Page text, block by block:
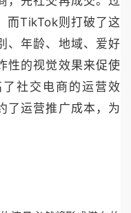
而TikTok则打破了这
、年龄、地域、爱好
性的视觉效果来促使
社交电商的运营效
了运营推广成本，为